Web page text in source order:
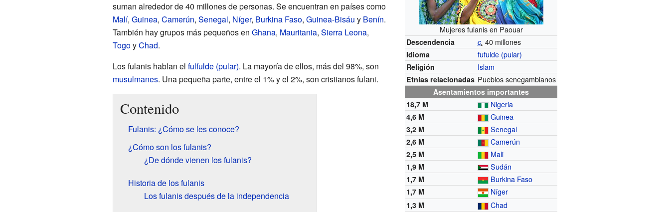
Mujeres fulanis en Paouar
Descendencia c. 40 millones
Idioma fufulde (pular)
Religión Islam
Etnias relacionadas Pueblos senegambianos
Asentamientos importantes
18,7 M
Nigeria
4,6 M Guinea
3,2 M Senegal
2,6 M Camerún
2,5 M Mali
1,9 M Sudán
1,7 M Burkina Faso
1,7 M Níger
1,3 M Chad
suman alrededor de 40 millones de personas. Se encuentran en países como
Malí, Guinea, Camerún, Senegal, Níger, Burkina Faso, Guinea-Bisáu y Benín.
También hay grupos más pequeños en Ghana, Mauritania, Sierra Leona,
TogoyChad.
Los fulanis hablan el fulfulde (pular). La mayoría de ellos, más del 98%, son
musulmanes. Una pequeña parte, entre el 1% y el 2%, son cristianos fulani.
Contenido
Fulanis: ¿Cómo se les conoce?
¿Cómo son los fulanis?
¿De dónde vienen los fulanis?
Historia de los fulanis
Los fulanis después de la independencia